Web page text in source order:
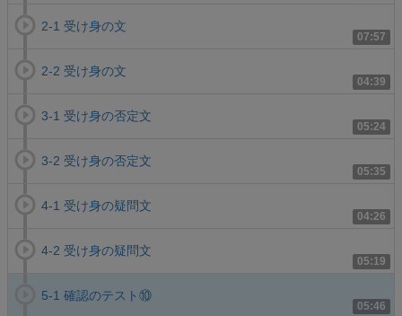
07:57
2-1 受け身の文
04:39
2-2 受け身の文
05:24
3-1 受け身の否定文
05:35
3-2 受け身の否定文
04:26
4-1 受け身の疑問文
05:19
4-2 受け身の疑問文
05:46
5-1 確認のテスト⑩